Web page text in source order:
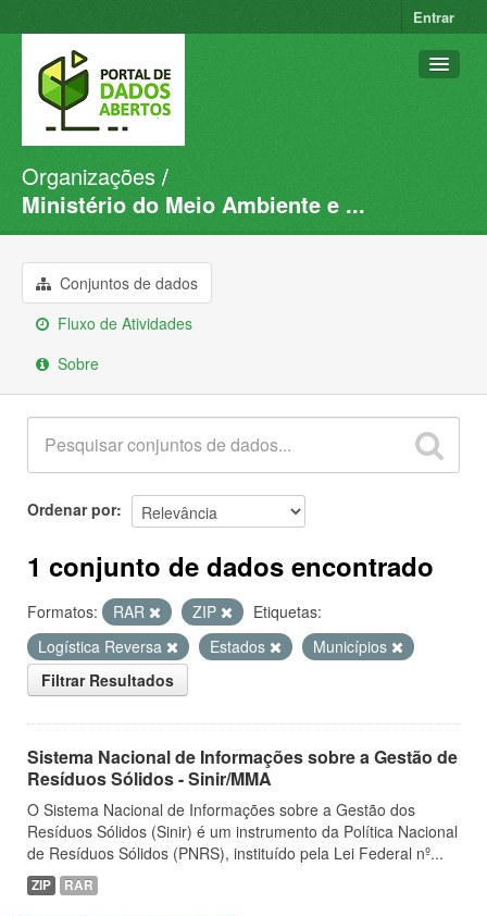
Entrar
Conjuntos de dados
Organizações
Sobre
Organizações
Ministério do Meio Ambiente e ...
Conjuntos de dados
Fluxo de Atividades
Sobre
Ordenar por
1 conjunto de dados encontrado
Formatos: RAR ZIP
Etiquetas:
Logística Reversa
Estados
Municípios
Filtrar Resultados
Sistema Nacional de Informações sobre a Gestão de
Resíduos Sólidos - Sinir/MMA
O Sistema Nacional de Informações sobre a Gestão dos
Resíduos Sólidos (Sinir) é um instrumento da Política Nacional
de Resíduos Sólidos (PNRS), instituído pela Lei Federal nº...
ZIP RAR